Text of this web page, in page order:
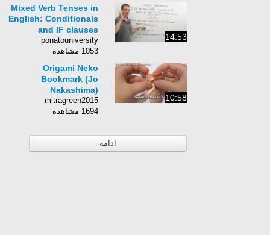
14:53
Mixed Verb Tenses in
English: Conditionals
and IF clauses
ponatouniversity
1053 مشاهده
10:58
Origami Neko
Bookmark (Jo
Nakashima)
mitragreen2015
1694 مشاهده
ادامه